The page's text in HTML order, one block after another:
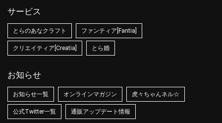
サービス
とらのあなクラフト ファンティア[Fantia]
クリエイティア[Creatia] とら婚
お知らせ
お知らせ一覧 オンラインマガジン 虎々ちゃんネル☆
公式Twitter一覧 通販アップデート情報